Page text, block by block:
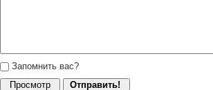
Запомнить вас?